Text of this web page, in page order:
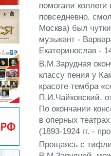
помогали
повседневно,
Москва) был
музыкант -
Екатеринослав -
В.М.3арудная
классу пения у
красоте тембра
П.И.Чайковский,
По окончании
в оперных
(1893-1924 гг. -
Прощаясь с